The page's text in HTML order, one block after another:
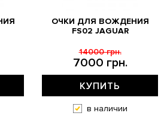
ОЧКИ ДЛЯ ВОЖДЕНИЯ
FS02 JAGUAR
7000 грн.
14000 грн.
КУПИТЬ
в наличии